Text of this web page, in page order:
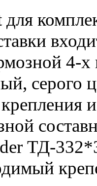
серого
ТД-